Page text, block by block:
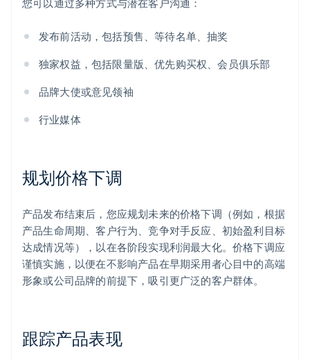
您可以通过多种方式与潜在客户沟通：
发布前活动，包括预售、等待名单、抽奖
独家权益，包括限量版、优先购买权、会员俱乐部
品牌大使或意见领袖
行业媒体
规划价格下调
产品发布结束后，您应规划未来的价格下调（例如，根据
产品生命周期、客户行为、竞争对手反应、初始盈利目标
达成情况等），以在各阶段实现利润最大化。价格下调应
谨慎实施，以便在不影响产品在早期采用者心目中的高端
形象或公司品牌的前提下，吸引更广泛的客户群体。
跟踪产品表现